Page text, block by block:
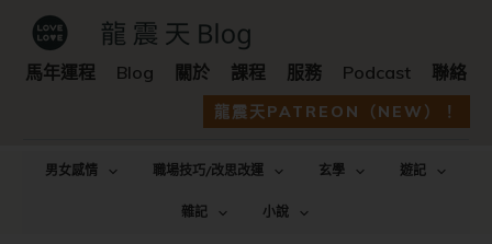
馬年運程 Blog 關於 課程 服務 Podcast 聯絡
龍震天PATREON（NEW）！
男女感情 職場技巧/改思改運 玄學
遊記
雜記
小說